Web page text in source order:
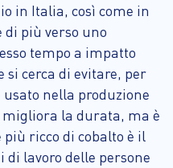
in Italia, così come in
di più verso uno
tempo a impatto
si cerca di evitare, per
usato nella produzione
la durata, ma è
ricco di cobalto è il
di lavoro delle persone